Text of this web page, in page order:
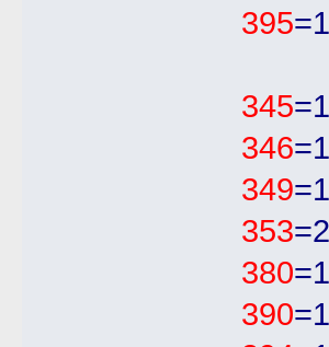
395
345
346
349
353
380
390